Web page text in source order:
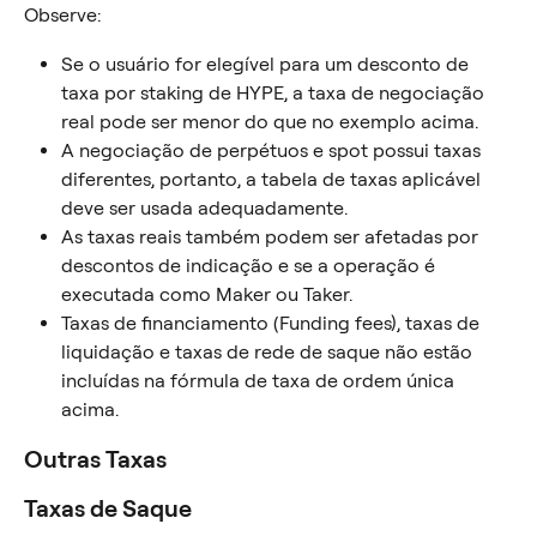
Observe:
Se o usuário for elegível para um desconto de
taxa por staking de HYPE, a taxa de negociação
real pode ser menor do que no exemplo acima.
A negociação de perpétuos e spot possui taxas
diferentes, portanto, a tabela de taxas aplicável
deve ser usada adequadamente.
As taxas reais também podem ser afetadas por
descontos de indicação e se a operação é
executada como Maker ou Taker.
Taxas de financiamento (Funding fees), taxas de
liquidação e taxas de rede de saque não estão
incluídas na fórmula de taxa de ordem única
acima.
Outras Taxas
Taxas de Saque